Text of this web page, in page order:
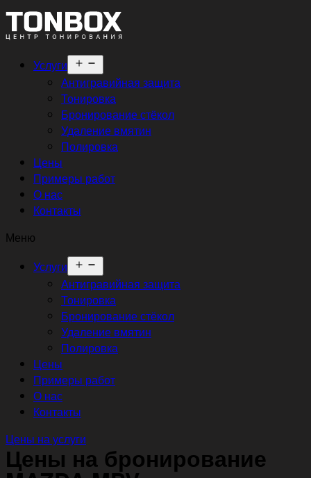
Услуги
меню
Антигравийная защита
Тонировка
Бронирование стёкол
Удаление вмятин
Полировка
Цены
Примеры работ
О нас
Контакты
Меню
Услуги
меню
Антигравийная защита
Тонировка
Бронирование стёкол
Удаление вмятин
Полировка
Цены
Примеры работ
О нас
Контакты
Цены на услуги
Цены на бронирование